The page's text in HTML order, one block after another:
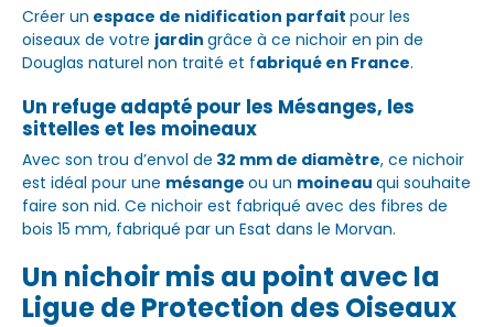
Créer un espace de nidification parfait pour les
oiseaux de votre jardin grâce à ce nichoir en pin de
Douglas naturel non traité et fabriqué en France.
Un refuge adapté pour les Mésanges, les
sittelles et les moineaux
Avec son trou d’envol de 32 mm de diamètre, ce nichoir
est idéal pour une mésange ou un moineau qui souhaite
faire son nid. Ce nichoir est fabriqué avec des fibres de
bois 15 mm, fabriqué par un Esat dans le Morvan.
Un nichoir mis au point avec la
Ligue de Protection des Oiseaux